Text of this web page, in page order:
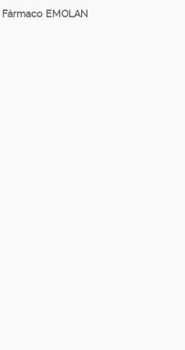
EMOLAN